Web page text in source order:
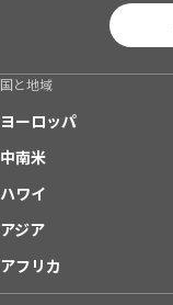
国と地域
ヨーロッパ
中南米
ハワイ
アジア
アフリカ